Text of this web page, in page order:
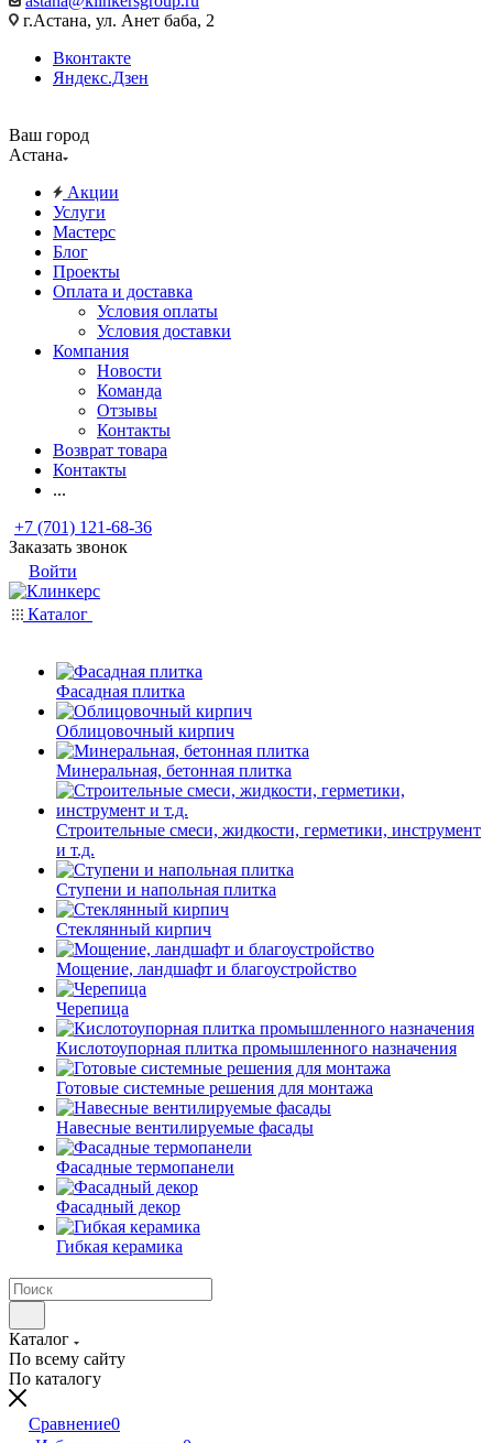
г.Астана, ул. Анет баба, 2
Вконтакте
Яндекс.Дзен
Ваш город
Астана
Акции
Услуги
Мастерс
Блог
Проекты
Оплата и доставка
Условия оплаты
Условия доставки
Компания
Новости
Команда
Отзывы
Контакты
Возврат товара
Контакты
...
+7 (701) 121-68-36
Заказать звонок
Войти
Каталог
Фасадная плитка
Облицовочный кирпич
Минеральная, бетонная плитка
Строительные смеси, жидкости, герметики, инструмент
и т.д.
Ступени и напольная плитка
Cтеклянный кирпич
Мощение, ландшафт и благоустройство
Черепица
Кислотоупорная плитка промышленного назначения
Готовые системные решения для монтажа
Навесные вентилируемые фасады
Фасадные термопанели
Фасадный декор
Гибкая керамика
Каталог
По всему сайту
По каталогу
Сравнение0